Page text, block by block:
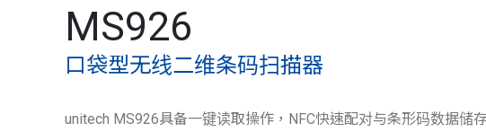
MS926
口袋型无线二维条码扫描器
unitech MS926具备一键读取操作，NFC快速配对与条形码数据储